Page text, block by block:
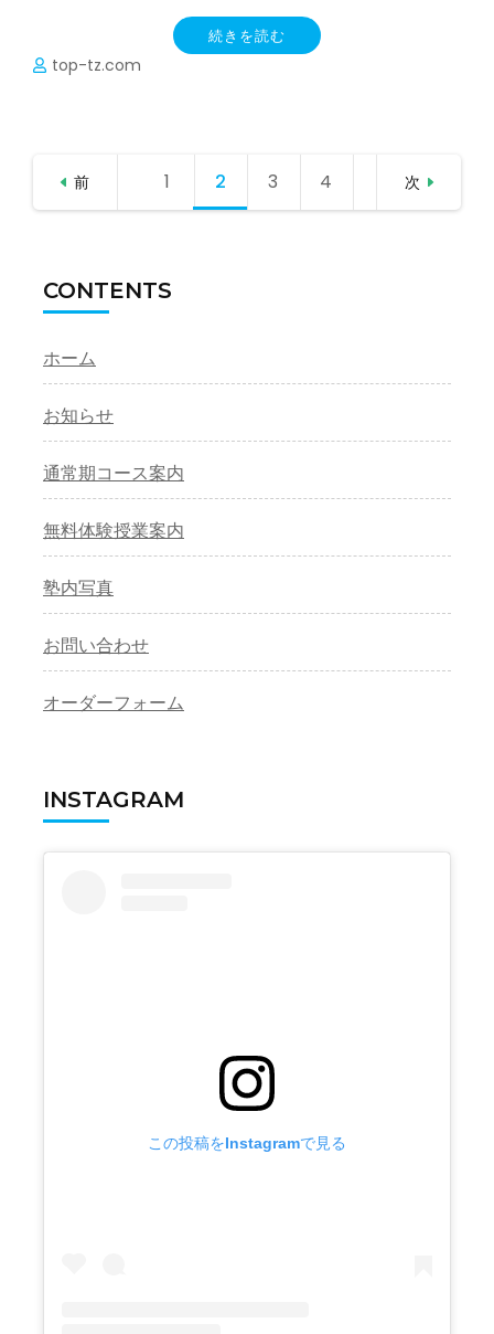
続きを読む
top-tz.com
ー
ジ
送
り
前 1 固定
2 固定
3 固定
4 次
CONTENTS
ホーム
お知らせ
通常期コース案内
無料体験授業案内
塾内写真
お問い合わせ
オーダーフォーム
INSTAGRAM
この投稿をInstagramで見る